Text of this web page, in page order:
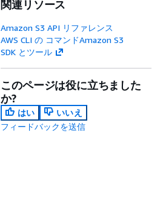
関連リソース
Amazon S3 API リファレンス
AWS CLI の コマンドAmazon S3
SDK とツール
このページは役に立ちました
か?
はい
いいえ
フィードバックを送信